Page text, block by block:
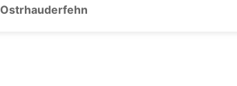
Ostrhauderfehn